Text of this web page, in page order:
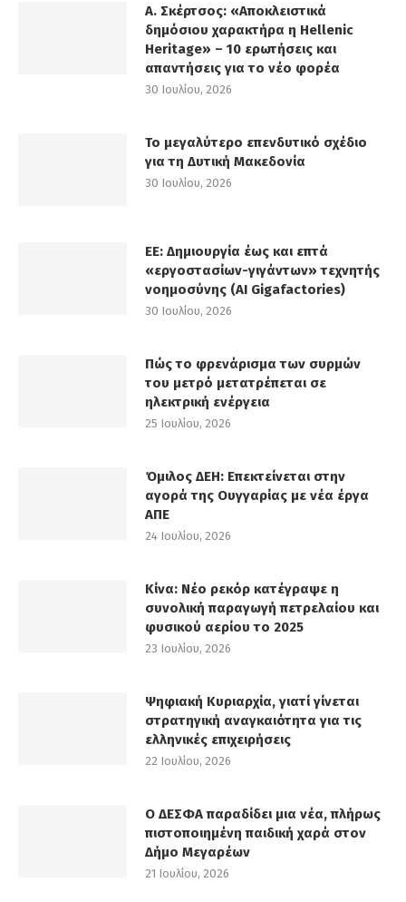
Α. Σκέρτσος: «Αποκλειστικά
δημόσιου χαρακτήρα η Hellenic
Heritage» – 10 ερωτήσεις και
απαντήσεις για το νέο φορέα
30 Ιουλίου, 2026
Το μεγαλύτερο επενδυτικό σχέδιο
για τη Δυτική Μακεδονία
30 Ιουλίου, 2026
ΕΕ: Δημιουργία έως και επτά
«εργοστασίων-γιγάντων» τεχνητής
νοημοσύνης (AI Gigafactories)
30 Ιουλίου, 2026
Πώς το φρενάρισμα των συρμών
του μετρό μετατρέπεται σε
ηλεκτρική ενέργεια
25 Ιουλίου, 2026
Όμιλος ΔΕΗ: Επεκτείνεται στην
αγορά της Ουγγαρίας με νέα έργα
ΑΠΕ
24 Ιουλίου, 2026
Κίνα: Νέο ρεκόρ κατέγραψε η
συνολική παραγωγή πετρελαίου και
φυσικού αερίου το 2025
23 Ιουλίου, 2026
Ψηφιακή Κυριαρχία, γιατί γίνεται
στρατηγική αναγκαιότητα για τις
ελληνικές επιχειρήσεις
22 Ιουλίου, 2026
Ο ΔΕΣΦΑ παραδίδει μια νέα, πλήρως
πιστοποιημένη παιδική χαρά στον
Δήμο Μεγαρέων
21 Ιουλίου, 2026